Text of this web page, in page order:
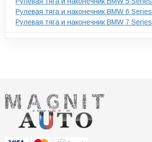
Рулевая тяга и наконечник BMW 6 Series
Рулевая тяга и наконечник BMW 7 Series